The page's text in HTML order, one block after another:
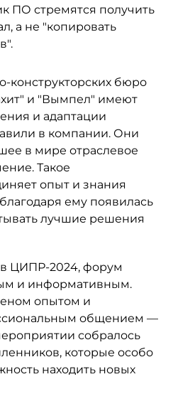
ПО стремятся получить
а не "копировать
конструкторских бюро
и "Вымпел" имеют
и адаптации
в компании. Они
в мире отраслевое
Такое
опыт и знания
ему появилась
лучшие решения
ЦИПР-2024, форум
и информативным.
опытом и
общением —
собралось
которые особо
находить новых